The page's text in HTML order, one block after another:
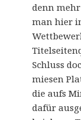
denn
man hier
Schluss
miesen
die aufs
dafür